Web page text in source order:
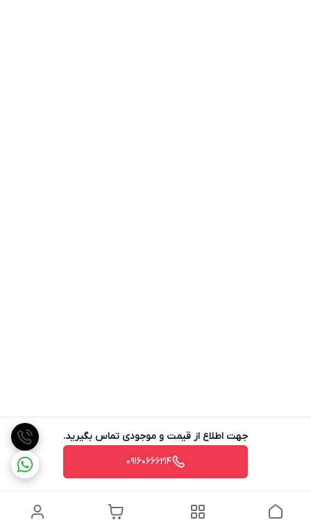
جهت اطلاع از قیمت و موجودی تماس بگیرید.
09160666214